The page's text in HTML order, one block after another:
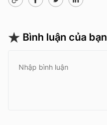
Bình luận của bạn